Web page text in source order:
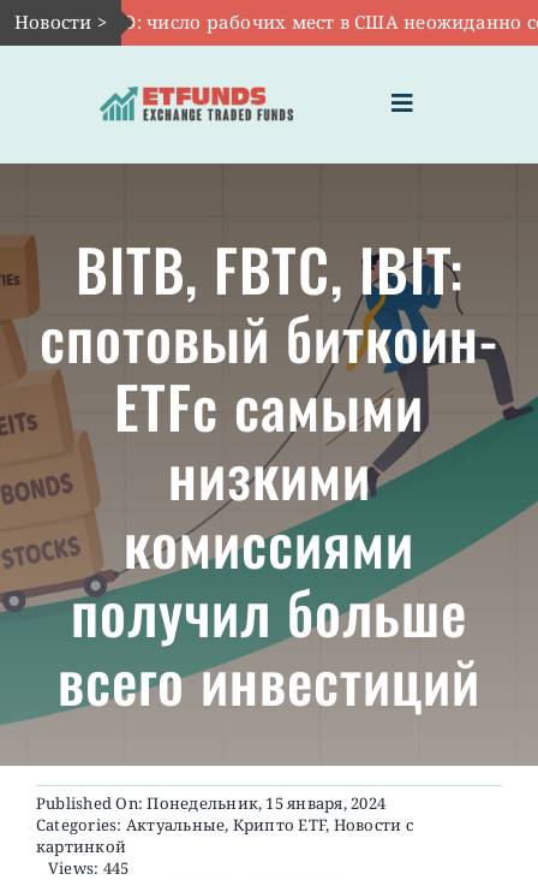
Skip
to
Новости >
Авг 7:VOO: число рабочих мест в США неожиданно
Toggle
Navigation
ЧТО ТАКОЕ ETF
ИНВЕСТИЦИИ В ETF
ТЕМАТИЧЕСКИЕ ETF
АКТУАЛЬНЫЕ
О ПРОЕКТЕ
BITB, FBTC, IBIT:
спотовый биткоин-
ETFс самыми
низкими
комиссиями
получил больше
всего инвестиций
Published On: Понедельник, 15 января, 2024
Categories: Актуальные, Крипто ETF, Новости с
картинкой
Views: 445